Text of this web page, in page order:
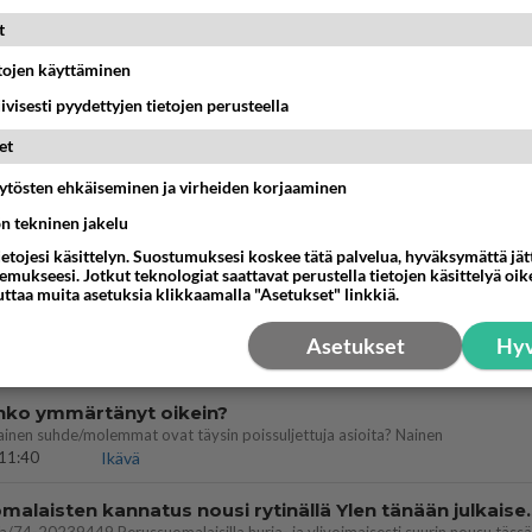
on tehnyt?
Ikävä
välit
tästä?
Ikävä
Ikävä
ymmärtänyt oikein?
suhde/molemmat ovat täysin poissuljettuja asioita? Nainen
Ikävä
Perussuomalaisten
käyttäminen
pyydettyjen tietojen perusteella
ehkäiseminen ja virheiden korjaaminen
tekninen jakelu
käsittelyn. Suostumuksesi koskee tätä palvelua, hyväksymättä
Jotkut teknologiat saattavat perustella tietojen käsittelyä
muita asetuksia klikkaamalla "Asetukset" linkkiä.
Asetukset